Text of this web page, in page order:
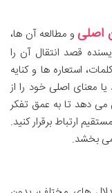
اصلیو مطالعه آن ها،
قصد انتقال آن را
استعاره ها و کنایه
معنای اصلی خود را از
دهد تا به عمق تفکر
ارتباط برقرار کنید.
می بخشد.